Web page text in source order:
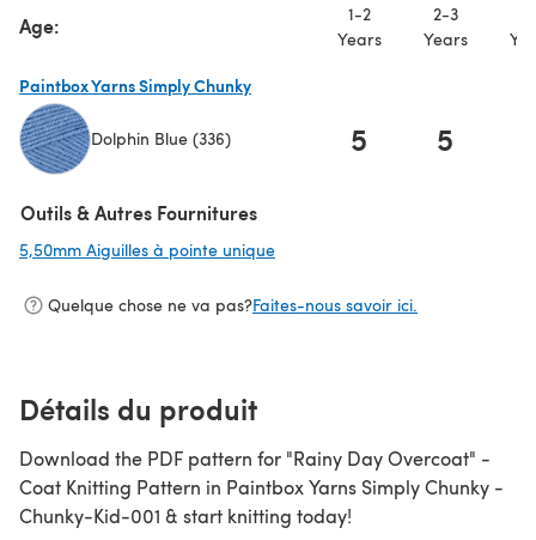
Age:
1-2
Years
2-3
Years
Paintbox Yarns Simply Chunky
Dolphin Blue (336) 5 5
Outils & Autres Fournitures
5,50mm Aiguilles à pointe unique
Quelque chose ne va pas?Faites-nous savoir ici.
Détails du produit
Download the PDF pattern for "Rainy Day Overcoat" -
Coat Knitting Pattern in Paintbox Yarns Simply Chunky -
Chunky-Kid-001 & start knitting today!